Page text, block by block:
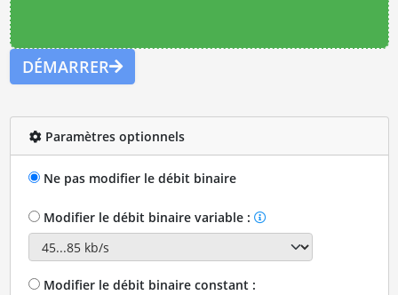
DÉMARRER
Paramètres optionnels
Ne pas modifier le débit binaire
Modifier le débit binaire variable :
Modifier le débit binaire constant :